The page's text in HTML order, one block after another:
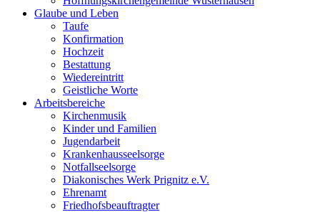
Glaube und Leben
Taufe
Konfirmation
Hochzeit
Bestattung
Wiedereintritt
Geistliche Worte
Arbeitsbereiche
Kirchenmusik
Kinder und Familien
Jugendarbeit
Krankenhausseelsorge
Notfallseelsorge
Diakonisches Werk Prignitz e.V.
Ehrenamt
Friedhofsbeauftragter